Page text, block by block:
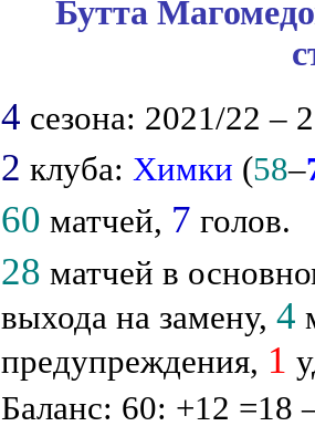
Бутта
4 сезона: 2021/22 –
2 клуба:Химки (58–
60 матчей, 7 голов.
28 матчей в
выхода на замену,4
предупреждения, 1
Баланс: 60: +12 =18